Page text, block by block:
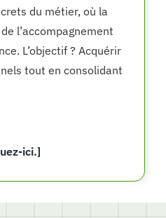
du métier, où la
l’accompagnement
L’objectif ? Acquérir
tout en consolidant
ici.]